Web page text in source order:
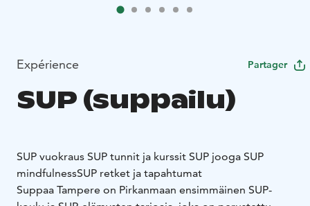
Expérience Partager
SUP (suppailu)
SUP vuokraus SUP tunnit ja kurssit SUP jooga SUP
mindfulnessSUP retket ja tapahtumat
Suppaa Tampere on Pirkanmaan ensimmäinen SUP-